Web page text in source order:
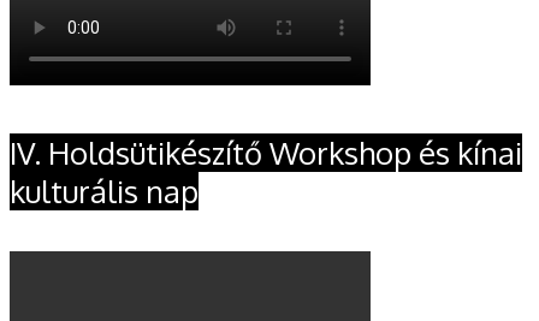
IV. Holdsütikészítő Workshop és kínai
kulturális nap